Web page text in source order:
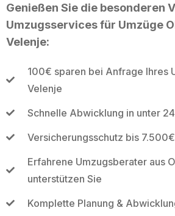
Genießen Sie die besonderen
Umzugsservices für Umzüge
Velenje:
100€ sparen bei Anfrage Ihres
Velenje
Schnelle Abwicklung in unter
Versicherungsschutz bis
Erfahrene Umzugsberater aus
unterstützen Sie
Komplette Planung &